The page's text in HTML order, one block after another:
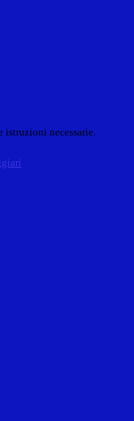
necessarie.